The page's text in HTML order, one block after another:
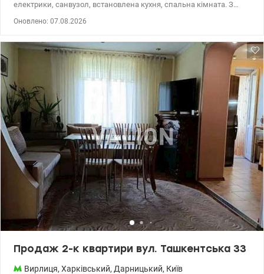
електрики, санвузол, встановлена кухня, спальна кімната. З
Оновлено: 07.08.2026
Продаж 2-к квартири вул. Ташкентська 33
Вирлиця, Харківський, Дарницький, Київ